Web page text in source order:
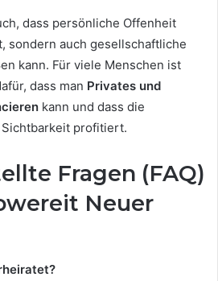
dass persönliche Offenheit
sondern auch gesellschaftliche
kann. Für viele Menschen ist
dass man Privates und
kann und dass die
profitiert.
Fragen (FAQ)
Neuer